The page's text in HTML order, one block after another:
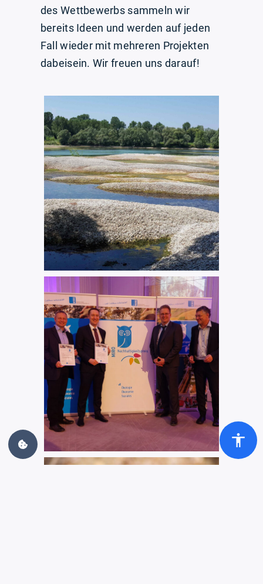
des Wettbewerbs sammeln wir
bereits Ideen und werden auf jeden
Fall wieder mit mehreren Projekten
dabeisein. Wir freuen uns darauf!